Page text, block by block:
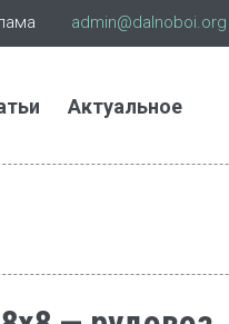
admin@dalnoboi.org
Актуальное